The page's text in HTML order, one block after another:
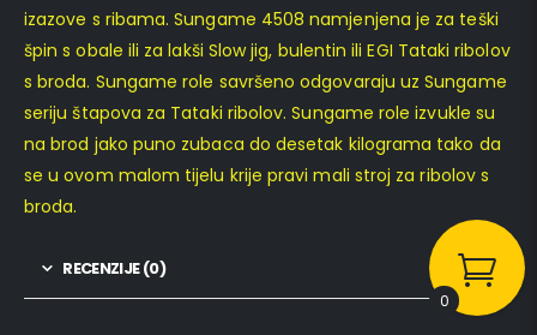
izazove s ribama. Sungame 4508 namjenjena je za teški
špin s obale ili za lakši Slow jig, bulentin ili EGI Tataki ribolov
s broda. Sungame role savršeno odgovaraju uz Sungame
seriju štapova za Tataki ribolov. Sungame role izvukle su
na brod jako puno zubaca do desetak kilograma tako da
se u ovom malom tijelu krije pravi mali stroj za ribolov s
broda.
RECENZIJE (0)
0